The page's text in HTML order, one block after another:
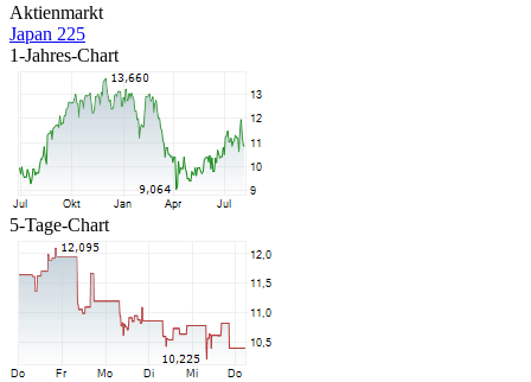
Aktienmarkt
Japan 225
1-Jahres-Chart
5-Tage-Chart